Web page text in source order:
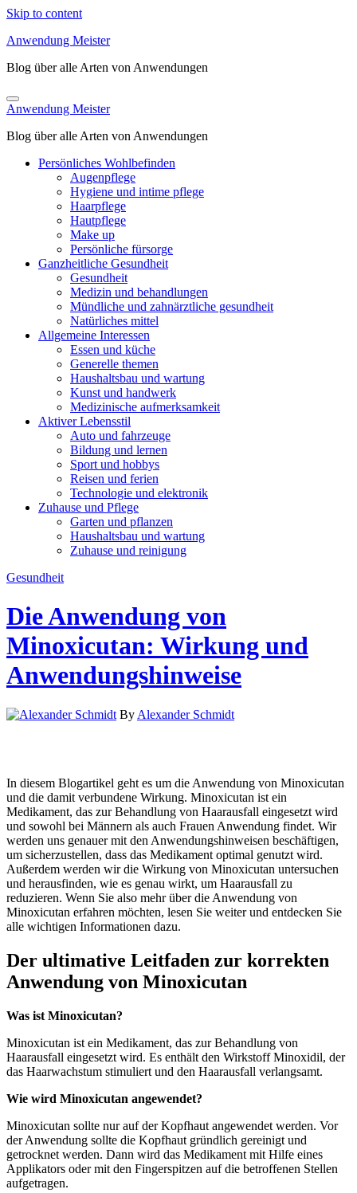
Skip to content
Anwendung Meister
Blog über alle Arten von Anwendungen
Anwendung Meister
Blog über alle Arten von Anwendungen
Persönliches Wohlbefinden
Augenpflege
Hygiene und intime pflege
Haarpflege
Hautpflege
Make up
Persönliche fürsorge
Ganzheitliche Gesundheit
Gesundheit
Medizin und behandlungen
Mündliche und zahnärztliche gesundheit
Natürliches mittel
Allgemeine Interessen
Essen und küche
Generelle themen
Haushaltsbau und wartung
Kunst und handwerk
Medizinische aufmerksamkeit
Aktiver Lebensstil
Auto und fahrzeuge
Bildung und lernen
Sport und hobbys
Reisen und ferien
Technologie und elektronik
Zuhause und Pflege
Garten und pflanzen
Haushaltsbau und wartung
Zuhause und reinigung
Gesundheit
Die Anwendung von
Minoxicutan: Wirkung und
Anwendungshinweise
By Alexander Schmidt
In diesem Blogartikel geht es um die Anwendung von Minoxicutan
und die damit verbundene Wirkung. Minoxicutan ist ein
Medikament, das zur Behandlung von Haarausfall eingesetzt wird
und sowohl bei Männern als auch Frauen Anwendung findet. Wir
werden uns genauer mit den Anwendungshinweisen beschäftigen,
um sicherzustellen, dass das Medikament optimal genutzt wird.
Außerdem werden wir die Wirkung von Minoxicutan untersuchen
und herausfinden, wie es genau wirkt, um Haarausfall zu
reduzieren. Wenn Sie also mehr über die Anwendung von
Minoxicutan erfahren möchten, lesen Sie weiter und entdecken Sie
alle wichtigen Informationen dazu.
Der ultimative Leitfaden zur korrekten
Anwendung von Minoxicutan
Was ist Minoxicutan?
Minoxicutan ist ein Medikament, das zur Behandlung von
Haarausfall eingesetzt wird. Es enthält den Wirkstoff Minoxidil, der
das Haarwachstum stimuliert und den Haarausfall verlangsamt.
Wie wird Minoxicutan angewendet?
Minoxicutan sollte nur auf der Kopfhaut angewendet werden. Vor
der Anwendung sollte die Kopfhaut gründlich gereinigt und
getrocknet werden. Dann wird das Medikament mit Hilfe eines
Applikators oder mit den Fingerspitzen auf die betroffenen Stellen
aufgetragen.